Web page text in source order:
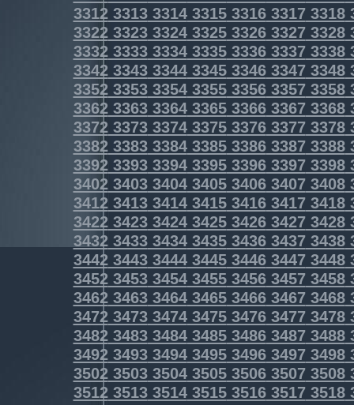
3312331333143315331633173318
3322332333243325332633273328
3332333333343335333633373338
3342334333443345334633473348
3352335333543355335633573358
3362336333643365336633673368
3372337333743375337633773378
3382338333843385338633873388
3392339333943395339633973398
3402340334043405340634073408
3412341334143415341634173418
3422342334243425342634273428
3432343334343435343634373438
3442344334443445344634473448
3452345334543455345634573458
3462346334643465346634673468
3472347334743475347634773478
3482348334843485348634873488
3492349334943495349634973498
3502350335043505350635073508
3512351335143515351635173518